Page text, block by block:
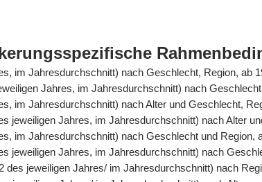
im Jahresdurchschnitt) nach Geschlecht, Region, ab
Jahres, im Jahresdurchschnitt) nach
im Jahresdurchschnitt) nach Alter und Geschlecht,
jeweiligen Jahres, im Jahresdurchschnitt) nach Alter
im Jahresdurchschnitt) nach Geschlecht und Region,
jeweiligen Jahres, im Jahresdurchschnitt) nach
jeweiligen Jahres/ im Jahresdurchschnitt) nach